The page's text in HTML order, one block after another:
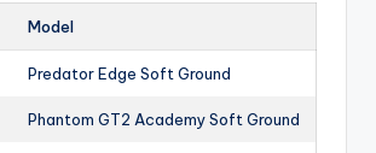
Model
Predator Edge Soft Ground
Phantom GT2 Academy Soft Ground